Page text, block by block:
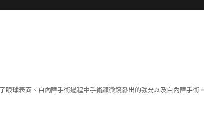
球表面、白內障手術過程中手術顯微鏡發出的強光以及白內障手術。